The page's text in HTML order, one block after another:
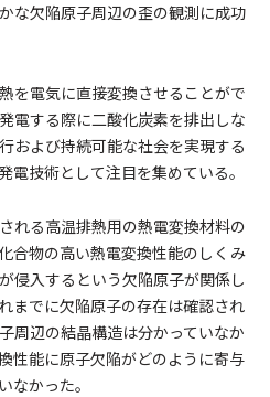
な欠陥原子周辺の歪の観測に成功
を電気に直接変換させることがで
電する際に二酸化炭素を排出しな
および持続可能な社会を実現する
電技術として注目を集めている。
れる高温排熱用の熱電変換材料の
合物の高い熱電変換性能のしくみ
侵入するという欠陥原子が関係し
までに欠陥原子の存在は確認され
周辺の結晶構造は分かっていなか
性能に原子欠陥がどのように寄与
なかった。